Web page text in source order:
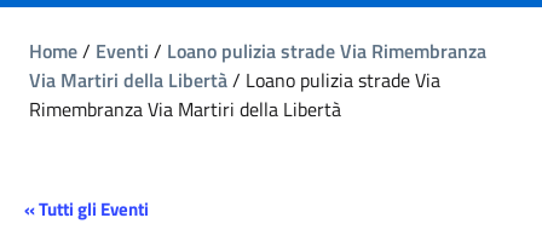
Home/ Eventi / Loano pulizia strade Via Rimembranza
Via Martiri della Libertà/ Loano pulizia strade Via
Rimembranza Via Martiri della Libertà
« Tutti gli Eventi